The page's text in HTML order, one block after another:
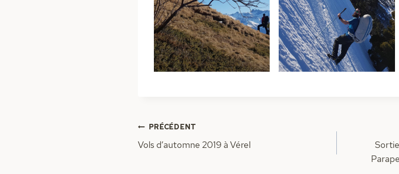
Navigation
de
PRÉCÉDENT
Vols d’automne 2019 à Vérel